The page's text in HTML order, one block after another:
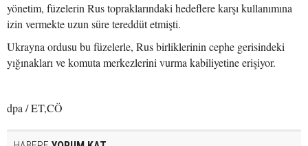
yönetim, füzelerin Rus topraklarındaki hedeflere karşı kullanımına
izin vermekte uzun süre tereddüt etmişti.
Ukrayna ordusu bu füzelerle, Rus birliklerinin cephe gerisindeki
yığınakları ve komuta merkezlerini vurma kabiliyetine erişiyor.
dpa / ET,CÖ